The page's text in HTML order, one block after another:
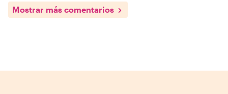
Mostrar más comentarios